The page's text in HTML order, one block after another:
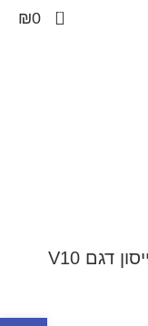
0
₪0
שואב אבק ידני אלחוטי Dyson דייסון דגם V10